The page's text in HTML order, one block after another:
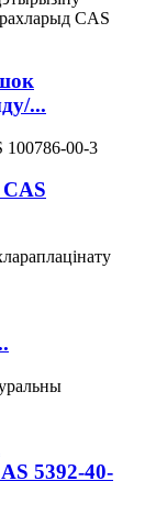
...
5392-40-